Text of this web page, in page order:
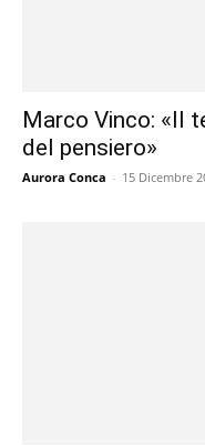
Marco Vinco: «Il
del pensiero»
Aurora Conca - 15 Dicembre